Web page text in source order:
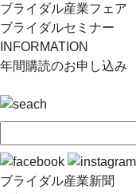
ブライダル産業フェア
ブライダルセミナー
INFORMATION
年間購読のお申し込み
ブライダル産業新聞